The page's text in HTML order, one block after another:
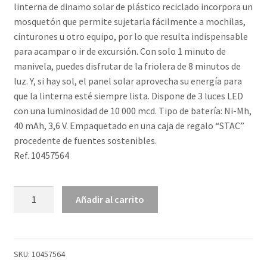
linterna de dinamo solar de plástico reciclado incorpora un
mosquetón que permite sujetarla fácilmente a mochilas,
cinturones u otro equipo, por lo que resulta indispensable
para acampar o ir de excursión. Con solo 1 minuto de
manivela, puedes disfrutar de la friolera de 8 minutos de
luz. Y, si hay sol, el panel solar aprovecha su energía para
que la linterna esté siempre lista. Dispone de 3 luces LED
con una luminosidad de 10 000 mcd. Tipo de batería: Ni-Mh,
40 mAh, 3,6 V. Empaquetado en una caja de regalo “STAC”
procedente de fuentes sostenibles.
Ref. 10457564
con
Añadir al carrito
SKU: 10457564